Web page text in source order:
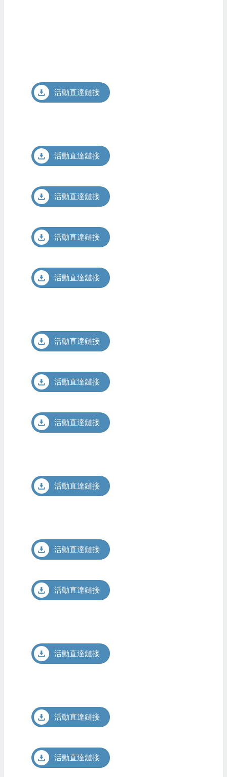
活動直達鏈接
活動直達鏈接
活動直達鏈接
活動直達鏈接
活動直達鏈接
活動直達鏈接
活動直達鏈接
活動直達鏈接
活動直達鏈接
活動直達鏈接
活動直達鏈接
活動直達鏈接
活動直達鏈接
活動直達鏈接